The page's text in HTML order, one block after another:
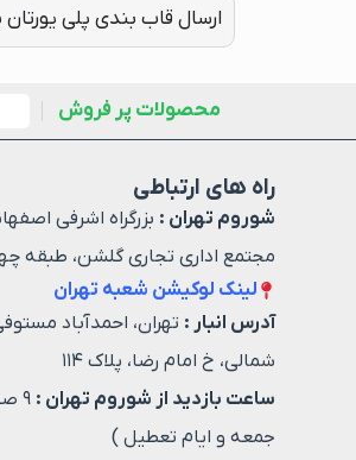
ارسال قاب بندی پلی
محصولات پر فروش
راه های ارتباطی
شوروم تهران : بزرگراه اشرفی
مجتمع اداری تجاری گلشن، طبقه
لینک لوکیشن شعبه تهران
آدرس انبار : تهران، احمدآباد
شمالی، خ امام رضا، پلاک ۱۱۴
ساعت بازدید از شوروم تهران :
جمعه و ایام تعطیل )